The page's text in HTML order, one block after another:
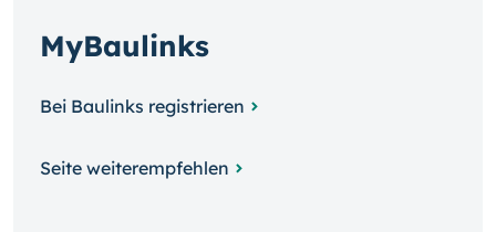
MyBaulinks
Bei Baulinks registrieren
Seite weiterempfehlen